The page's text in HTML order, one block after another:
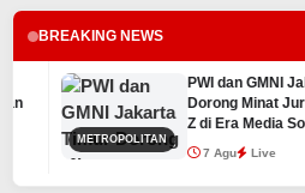
BREAKING NEWS
METROPOLITAN
PWI dan GMNI
Dorong Minat
Z di Era Media
7 Agu Live